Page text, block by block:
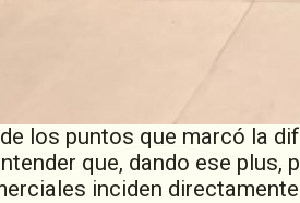
a subasta más de 6.000
los plazos cómodos
que llegaron
los puntos que marcó la
que, dando ese
inciden